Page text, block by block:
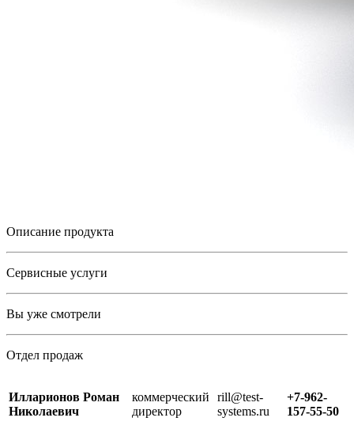
Описание продукта
Сервисные услуги
Вы уже смотрели
Отдел продаж
Илларионов Роман
Николаевич
коммерческий
директор
rill@test-
systems.ru
+7-962-
157-55-50